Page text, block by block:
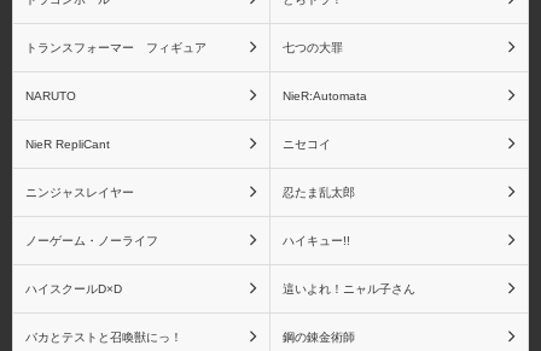
NieR RepliCant Fateシリーズ
fate/stay night
Fate/Grand Order Fate その他シリーズ
トランスフォーマー フィギュア 七つの大罪
NARUTO NieR:Automata
NieR RepliCant ニセコイ
ニンジャスレイヤー 忍たま乱太郎
ノーゲーム・ノーライフ ハイキュー!!
ハイスクールD×D 這いよれ！ニャル子さん
バカとテストと召喚獣にっ！ 鋼の錬金術師